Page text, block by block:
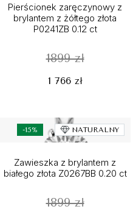
Pierścionek zaręczynowy z
brylantem z żółtego złota
P0241ZB 0.12 ct
1899 zł
1 766 zł
-15% NATURALNY
Zawieszka z brylantem z
białego złota Z0267BB 0.20 ct
1899 zł